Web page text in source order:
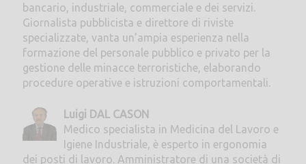
bancario, industriale, commerciale e dei servizi.
Giornalista pubblicista e direttore di riviste
specializzate, vanta un'ampia esperienza nella
formazione del personale pubblico e privato per la
gestione delle minacce terroristiche, elaborando
procedure operative e istruzioni comportamentali.
Luigi DAL CASON
Medico specialista in Medicina del Lavoro e
Igiene Industriale, è esperto in ergonomia
dei posti di lavoro. Amministratore di una società di